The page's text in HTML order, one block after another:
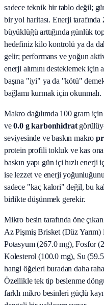
sadece teknik bir tablo değil;
bir yol haritası. Enerji tarafında
büyüklüğü arttığında günlük
hedefiniz kilo kontrolü ya da
gelir; performans ve yoğun
enerji alımını desteklemek
başına "iyi" ya da "kötü"
bağlamı kurmak için okunmalı.
Makro dağılımda 100 gram
ve0.0g karbonhidrat
seviyesinde ve baskın makro
protein profili tokluk ve kas
baskın yapı gün içi hızlı enerji
ise lezzet ve enerji
sadece "kaç kalori" değil, bu
birlikte düşünmek gerekir.
Mikro besin tarafında öne
Az Pişmiş Brisket (Düz Yarım)
Potasyum (267.0 mg), Fosfor
Kolesterol (100.0 mg), Su
hangi öğeleri buradan daha
Özellikle tek tip beslenme
farklı mikro besinleri güçlü